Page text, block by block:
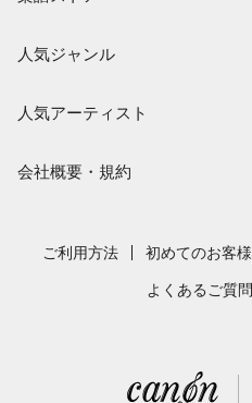
退会はこちら
難易度別に探す
まもなく配信
人気ジャンル
保育
発表会
人気アーティスト
新沢としひこ
会社概要・規約
採用情報
ご利用方法 初めてのお客様
よくあるご質問